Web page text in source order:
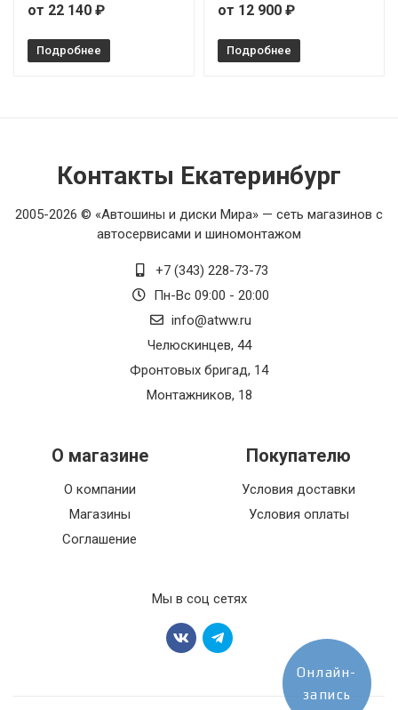
от 22 140 ₽
Подробнее
от 12 900 ₽
Подробнее
Контакты Екатеринбург
2005-2026 © «Автошины и диски Мира» — сеть магазинов с
автосервисами и шиномонтажом
+7 (343) 228-73-73
Пн-Вс 09:00 - 20:00
info@atww.ru
Челюскинцев, 44
Фронтовых бригад, 14
Монтажников, 18
О магазине
О компании
Магазины
Соглашение
Покупателю
Условия доставки
Условия оплаты
Мы в соц сетях
Онлайн-
запись